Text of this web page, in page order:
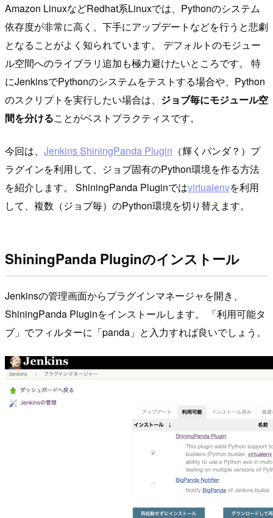
Amazon LinuxなどRedhat系Linuxでは、Pythonのシステム
依存度が非常に高く、下手にアップデートなどを行うと悲劇
となることがよく知られています。 デフォルトのモジュー
ル空間へのライブラリ追加も極力避けたいところです。 特
にJenkinsでPythonのシステムをテストする場合や、Python
のスクリプトを実行したい場合は、 ジョブ毎にモジュール空
間を分けることがベストプラクティスです。
今回は、 Jenkins ShiningPanda Plugin （輝くパンダ？）プ
ラグインを利用して、ジョブ固有のPython環境を作る方法
を紹介します。 ShiningPanda Pluginではvirtualenvを利用
して、複数（ジョブ毎）のPython環境を切り替えます。
ShiningPanda Pluginのインストール
Jenkinsの管理画面からプラグインマネージャを開き、
ShiningPanda Pluginをインストールします。 「利用可能タ
ブ」でフィルターに「panda」と入力すれば良いでしょう。